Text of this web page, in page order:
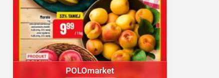
POLOmarket